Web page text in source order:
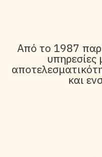
Aπό το 1987
υπηρεσίες
και